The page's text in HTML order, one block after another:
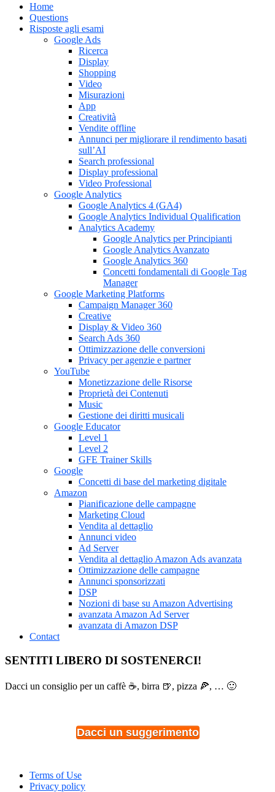
Home
Questions
Risposte agli esami
Google Ads
Ricerca
Display
Shopping
Video
Misurazioni
App
Creatività
Vendite offline
Annunci per migliorare il rendimento basati
sull’AI
Search professional
Display professional
Video Professional
Google Analytics
Google Analytics 4 (GA4)
Google Analytics Individual Qualification
Analytics Academy
Google Analytics per Principianti
Google Analytics Avanzato
Google Analytics 360
Concetti fondamentali di Google Tag
Manager
Google Marketing Platforms
Campaign Manager 360
Creative
Display & Video 360
Search Ads 360
Ottimizzazione delle conversioni
Privacy per agenzie e partner
YouTube
Monetizzazione delle Risorse
Proprietà dei Contenuti
Music
Gestione dei diritti musicali
Google Educator
Level 1
Level 2
GFE Trainer Skills
Google
Concetti di base del marketing digitale
Amazon
Pianificazione delle campagne
Marketing Cloud
Vendita al dettaglio
Annunci video
Ad Server
Vendita al dettaglio Amazon Ads avanzata
Ottimizzazione delle campagne
Annunci sponsorizzati
DSP
Nozioni di base su Amazon Advertising
avanzata Amazon Ad Server
avanzata di Amazon DSP
Contact
SENTITI LIBERO DI SOSTENERCI!
Dacci un consiglio per un caffè ☕, birra 🍺, pizza 🍕, … 🙂
Dacci un suggerimento
Terms of Use
Privacy policy